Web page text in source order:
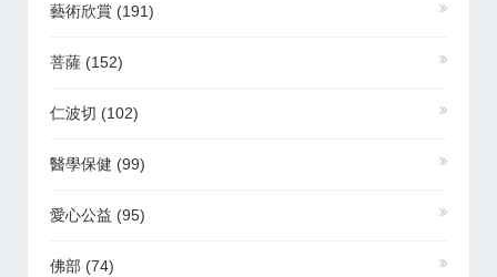
藝術欣賞 (191)
菩薩 (152)
仁波切 (102)
醫學保健 (99)
愛心公益 (95)
佛部 (74)